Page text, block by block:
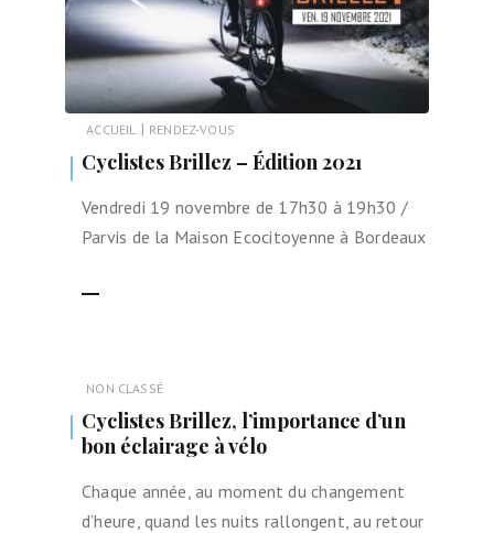
ACCUEIL | RENDEZ-VOUS
Cyclistes Brillez – Édition 2021
Vendredi 19 novembre de 17h30 à 19h30 /
Parvis de la Maison Ecocitoyenne à Bordeaux
NON CLASSÉ
Cyclistes Brillez, l’importance d’un
bon éclairage à vélo
Chaque année, au moment du changement
d’heure, quand les nuits rallongent, au retour